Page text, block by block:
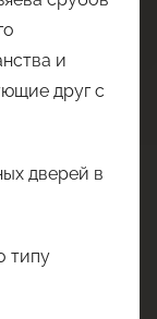
и
друг с
типу